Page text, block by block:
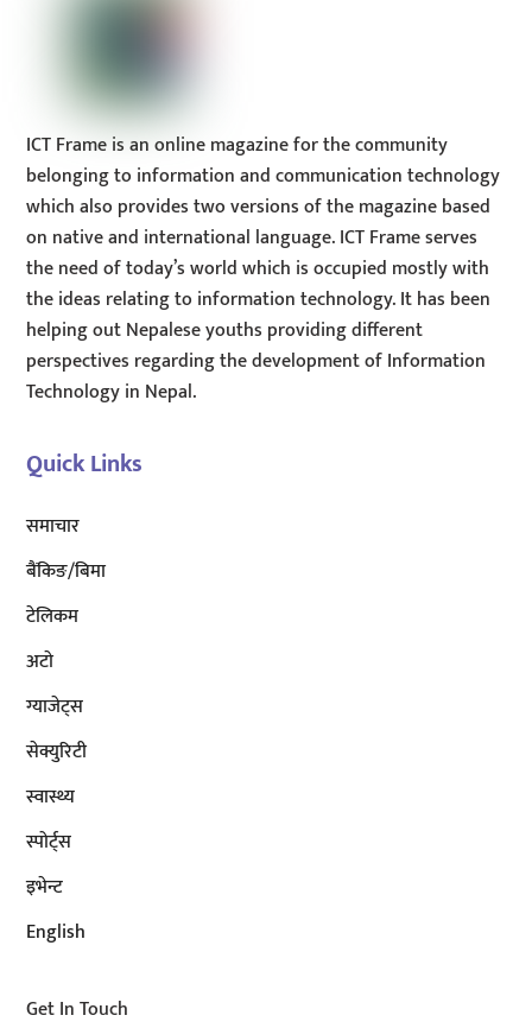
ICT Frame is an online magazine for the community
belonging to information and communication technology
which also provides two versions of the magazine based
on native and international language. ICT Frame serves
the need of today’s world which is occupied mostly with
the ideas relating to information technology. It has been
helping out Nepalese youths providing different
perspectives regarding the development of Information
Technology in Nepal.
Quick Links
समाचार
बैंकिङ/बिमा
टेलिकम
अटाे
ग्याजेट्स
सेक्युरिटी
स्वास्थ्य
स्पोर्ट्स
इभेन्ट
English
Get In Touch